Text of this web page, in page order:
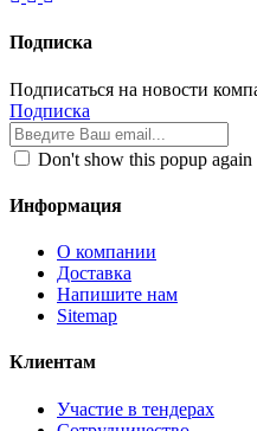
Подписка
Подписаться на новости
Подписка
Don't show this popup again
Информация
О компании
Доставка
Напишите нам
Sitemap
Клиентам
Участие в тендерах